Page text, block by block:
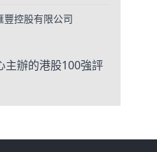
豐控股有限公司
辦的港股100強評